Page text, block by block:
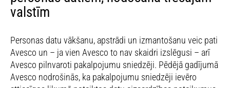
valstīm
Personas datu vākšanu, apstrādi un izmantošanu veic pati
Avesco un – ja vien Avesco to nav skaidri izslēgusi – arī
Avesco pilnvaroti pakalpojumu sniedzēji. Pēdējā gadījumā
Avesco nodrošinās, ka pakalpojumu sniedzēji ievēro